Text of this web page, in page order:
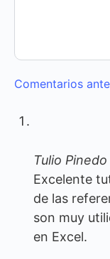
comentarios
Comentarios
Tulio Pinedo
Excelente
de las
son muy
en Excel.